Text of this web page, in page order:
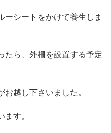
ーシートをかけて養生しま
たら、外柵を設置する予定
越し下さいました。
す。